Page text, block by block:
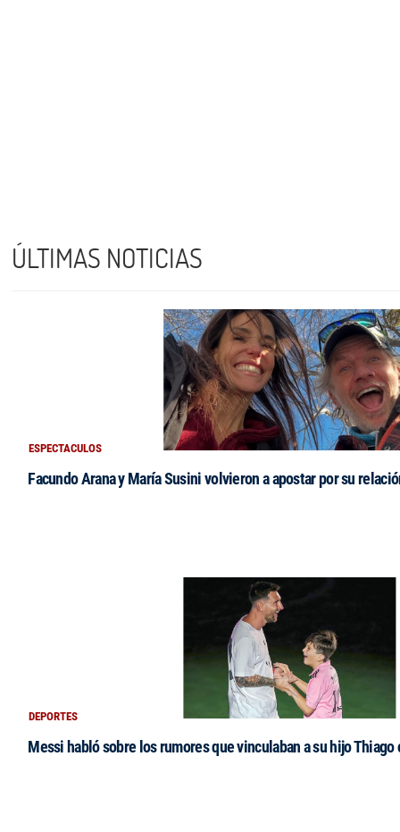
ÚLTIMAS NOTICIAS
ESPECTACULOS
Facundo Arana y María Susini volvieron a apostar por su
DEPORTES
Messi habló sobre los rumores que vinculaban a su hijo Thiago